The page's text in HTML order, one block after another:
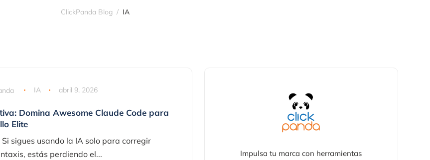
ClickPanda Blog IA
IA abril 9, 2026
Domina Awesome Claude Code para
Elite
sigues usando la IA solo para corregir
estás perdiendo el...
Impulsa tu marca con herramientas